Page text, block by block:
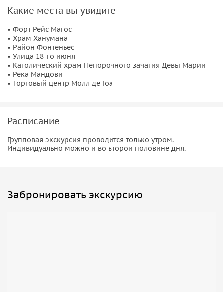
• Путешествие поулице 18-го июня
насладиться крупнейшими ажурными украшениями
(ажулехо) в Гоа.
• Осмотркатолического храма Непорочного зачатия
Девы Марии, известного своей архитектурой.
• Переправа на пароме через
посещениемторгового центра Молл де Гоа
вкусно пообедать и приобрести уникальные сувениры.
Какие места вы увидите
• Форт Рейс Магос
• Храм Ханумана
• Район Фонтеньес
• Улица 18-го июня
• Католический храм Непорочного зачатия Девы Марии
• Река Мандови
• Торговый центр Молл де Гоа
Расписание
Групповая экскурсия проводится только утром.
Индивидуально можно и во второй половине дня.
Забронировать экскурсию